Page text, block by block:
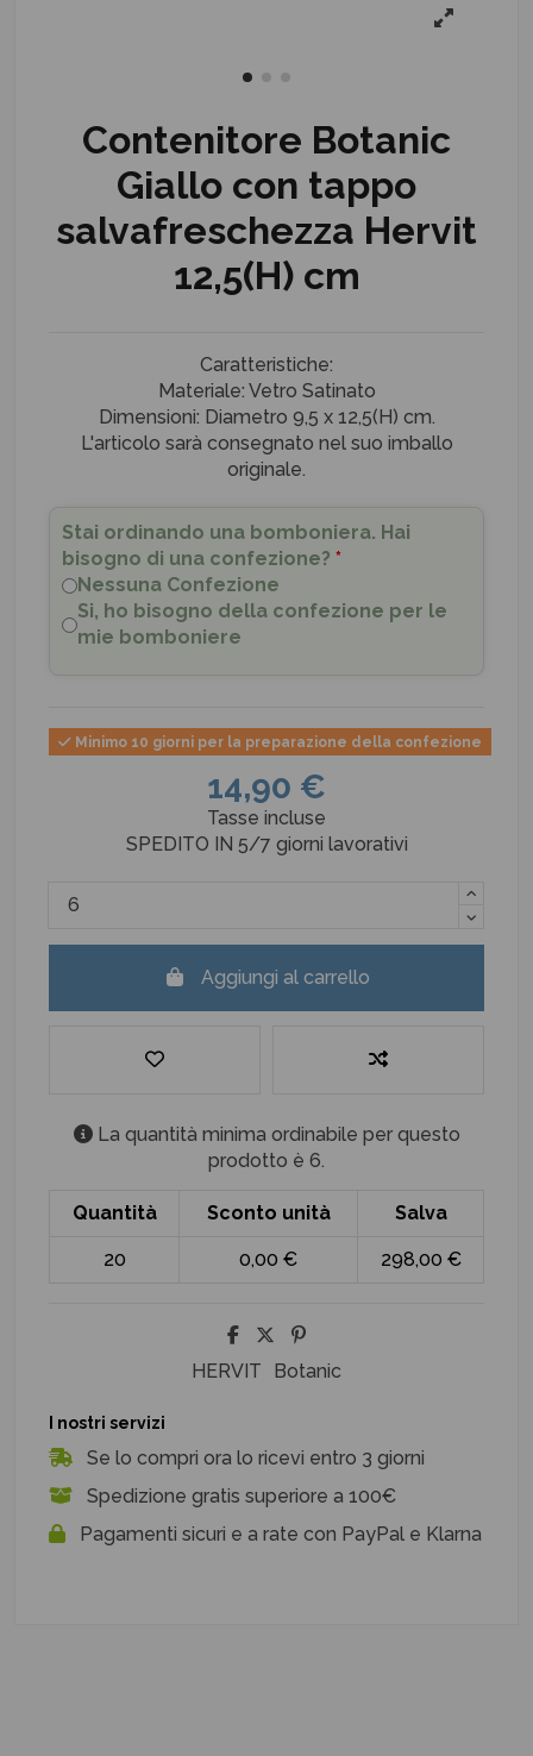
Contenitore Botanic
Giallo con tappo
salvafreschezza Hervit
12,5(H) cm
Caratteristiche:
Materiale: Vetro Satinato
Dimensioni: Diametro 9,5 x 12,5(H) cm.
L'articolo sarà consegnato nel suo imballo
originale.
Stai ordinando una bomboniera. Hai
bisogno di una confezione? *
Nessuna Confezione
Si, ho bisogno della confezione per le
mie bomboniere
Minimo 10 giorni per la preparazione della confezione
14,90 €
Tasse incluse
SPEDITO IN 5/7 giorni lavorativi
Aggiungi al carrello
La quantità minima ordinabile per questo
prodotto è 6.
Quantità Sconto unità Salva
20 0,00 € 298,00 €
HERVIT Botanic
I nostri servizi
Se lo compri ora lo ricevi entro 3 giorni
Spedizione gratis superiore a 100€
Pagamenti sicuri e a rate con PayPal e Klarna